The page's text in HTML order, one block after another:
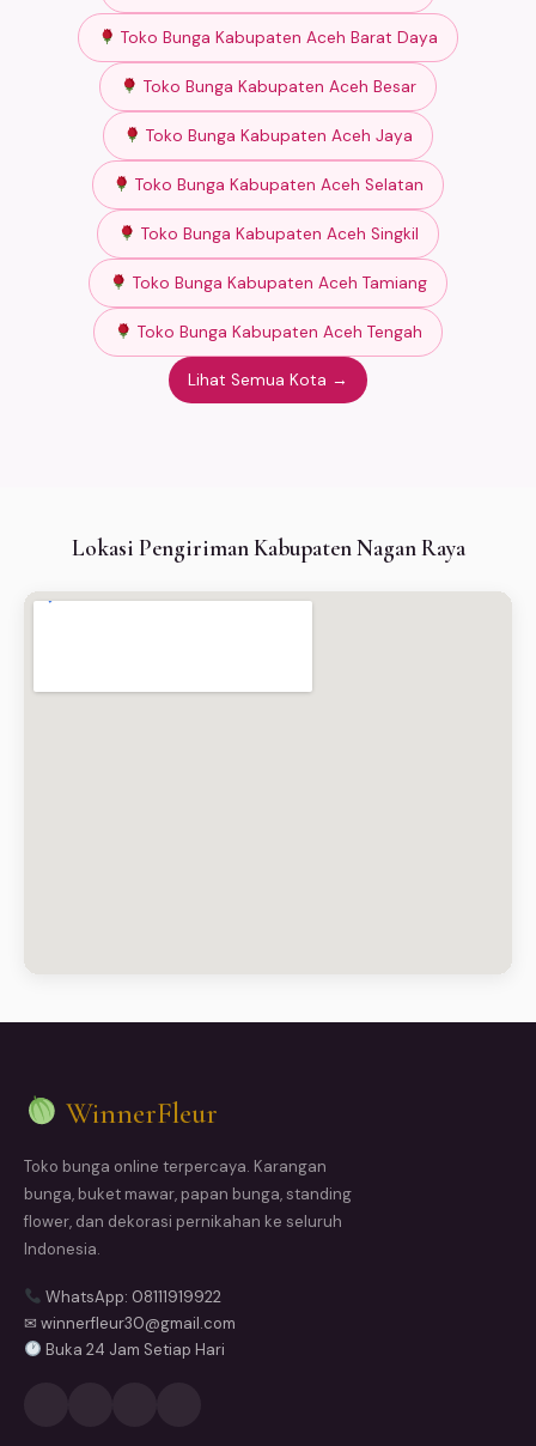
Toko Bunga Kabupaten Aceh Barat Daya
Toko Bunga Kabupaten Aceh Besar
Toko Bunga Kabupaten Aceh Jaya
Toko Bunga Kabupaten Aceh Selatan
Toko Bunga Kabupaten Aceh Singkil
Toko Bunga Kabupaten Aceh Tamiang
Toko Bunga Kabupaten Aceh Tengah
Lihat Semua Kota →
Lokasi Pengiriman Kabupaten Nagan Raya
WinnerFleur
Toko bunga online terpercaya. Karangan
bunga, buket mawar, papan bunga, standing
flower, dan dekorasi pernikahan ke seluruh
Indonesia.
WhatsApp: 08111919922
✉ winnerfleur30@gmail.com
Buka 24 Jam Setiap Hari